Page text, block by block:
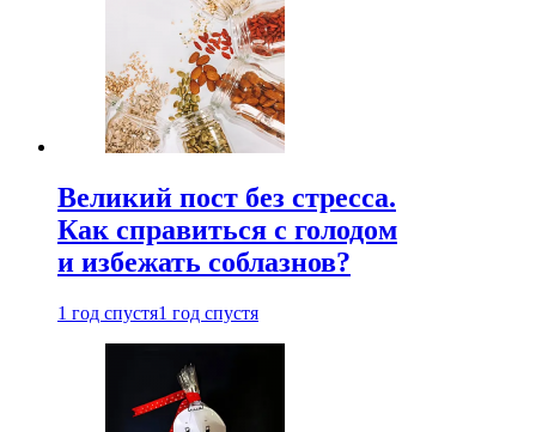
Великий пост без стресса.
Как справиться с голодом
и избежать соблазнов?
1 год спустя1 год спустя